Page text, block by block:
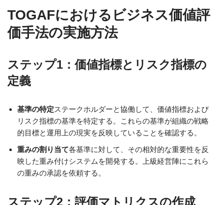
TOGAFにおけるビジネス価値評
価手法の実施方法
ステップ1：価値指標とリスク指標の
定義
基準の特定ステークホルダーと協働して、価値指標および
リスク指標の基準を特定する。これらの基準が組織の戦略
的目標と運用上の現実を反映していることを確認する。
重みの割り当て各基準に対して、その相対的な重要性を反
映した重み付けシステムを開発する。上級経営陣にこれら
の重みの承認を依頼する。
ステップ2：評価マトリクスの作成